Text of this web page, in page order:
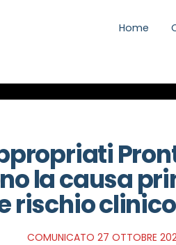
Home
la causa
rischio clinico
COMUNICATO 27 OTTOBRE